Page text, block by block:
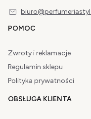
Linki w stopce
POMOC
Zwroty i reklamacje
Regulamin sklepu
Polityka prywatności
OBSŁUGA KLIENTA